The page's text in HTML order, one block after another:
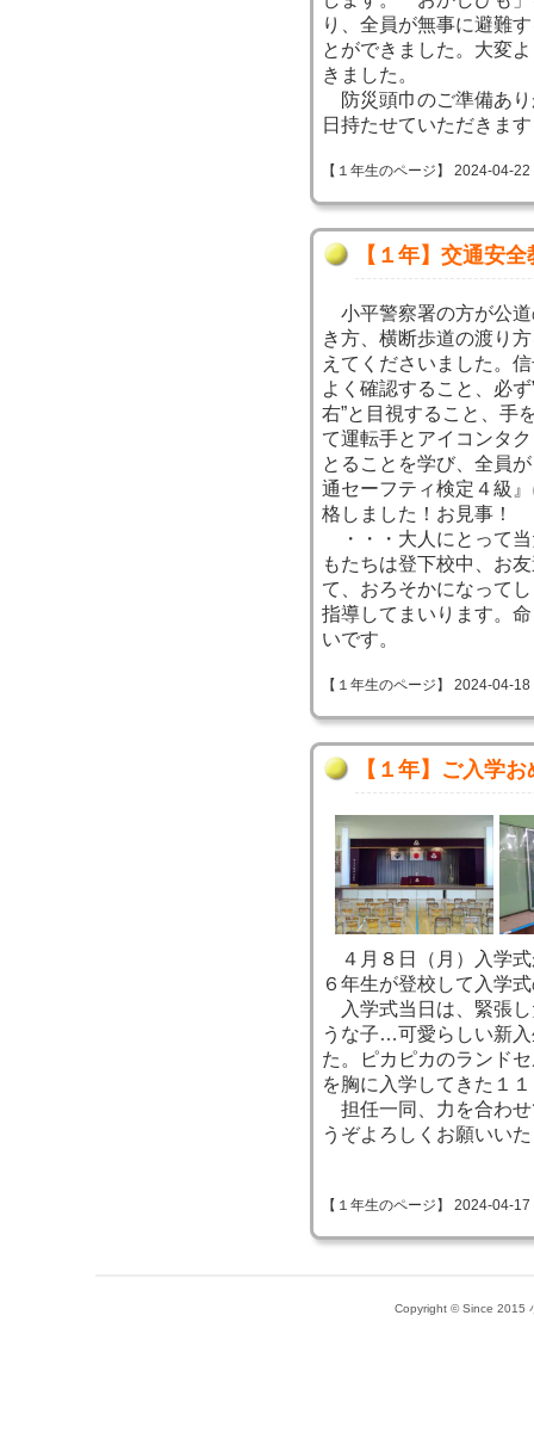
り、全員が無事に避難
とができました。大変
きました。
防災頭巾のご準備あり
日持たせていただきま
【１年生のページ】 2024-04-
【１年】交通安全
小平警察署の方が公道
き方、横断歩道の渡り
えてくださいました。
よく確認すること、必ず
右”と目視すること、手
て運転手とアイコンタ
とることを学び、全員
通セーフティ検定４級
格しました！お見事！
・・・大人にとって当
もたちは登下校中、お
て、おろそかになって
指導してまいります。
いです。
【１年生のページ】 2024-04-
【１年】ご入学
４月８日（月）入学式
６年生が登校して入学
入学式当日は、緊張し
うな子…可愛らしい新
た。ピカピカのランド
を胸に入学してきた１
担任一同、力を合わせ
うぞよろしくお願いい
【１年生のページ】 2024-04-
Copyright © Since 2015